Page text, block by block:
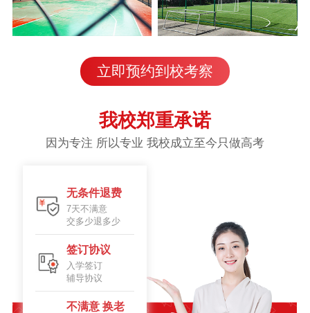
立即预约到校考察
我校郑重承诺
因为专注 所以专业 我校成立至今只做高考
无条件退费
7天不满意
交多少退多少
签订协议
入学签订
辅导协议
不满意 换老